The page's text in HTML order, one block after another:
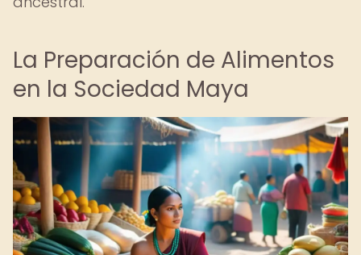
La Preparación de Alimentos
en la Sociedad Maya